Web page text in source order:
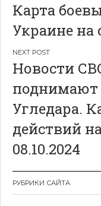
Карта
Украине на
Новости
поднимают
Угледара.
действий
08.10.2024
РУБРИКИ САЙТА